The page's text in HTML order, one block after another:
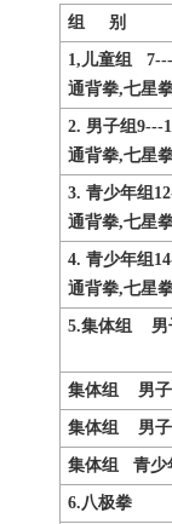
组 别
1,儿童组
通背拳,七星
2. 男子组9---
通背拳,七星
3. 青少年组
通背拳,七星
4. 青少年组
通背拳,七星
5.集体组 男
集体组 男子
集体组 男子
集体组 青少
6.八极拳